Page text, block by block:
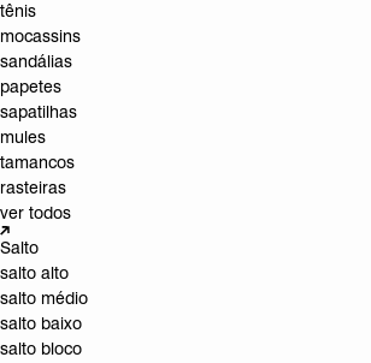
tênis
mocassins
sandálias
papetes
sapatilhas
mules
tamancos
rasteiras
ver todos
Salto
salto alto
salto médio
salto baixo
salto bloco